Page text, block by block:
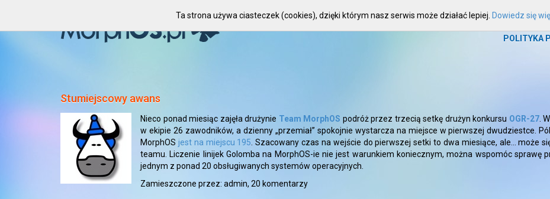
POLITYKA
Stumiejscowy awans
Nieco ponad miesiąc zajęła drużynie Team MorphOS podróż przez trzecią setkę drużyn konkursu OGR-27.
w ekipie 26 zawodników, a dzienny „przemiał” spokojnie wystarcza na miejsce w pierwszej dwudziestce.
MorphOS jest na miejscu 195 . Szacowany czas na wejście do pierwszej setki to dwa miesiące, ale… może
teamu. Liczenie linijek Golomba na MorphOS-ie nie jest warunkiem koniecznym, można wspomóc sprawę
jednym z ponad 20 obsługiwanych systemów operacyjnych.
Zamieszczone przez: admin, 20 komentarzy
Ta strona używa ciasteczek (cookies), dzięki którym nasz serwis może działać lepiej. Dowiedz się